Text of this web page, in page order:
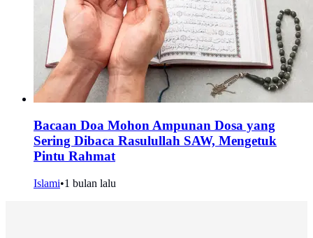
Bacaan Doa Mohon Ampunan Dosa yang
Sering Dibaca Rasulullah SAW, Mengetuk
Pintu Rahmat
Islami•1 bulan lalu